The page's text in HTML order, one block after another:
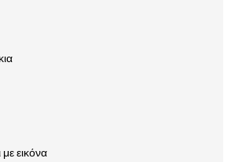
εικόνα